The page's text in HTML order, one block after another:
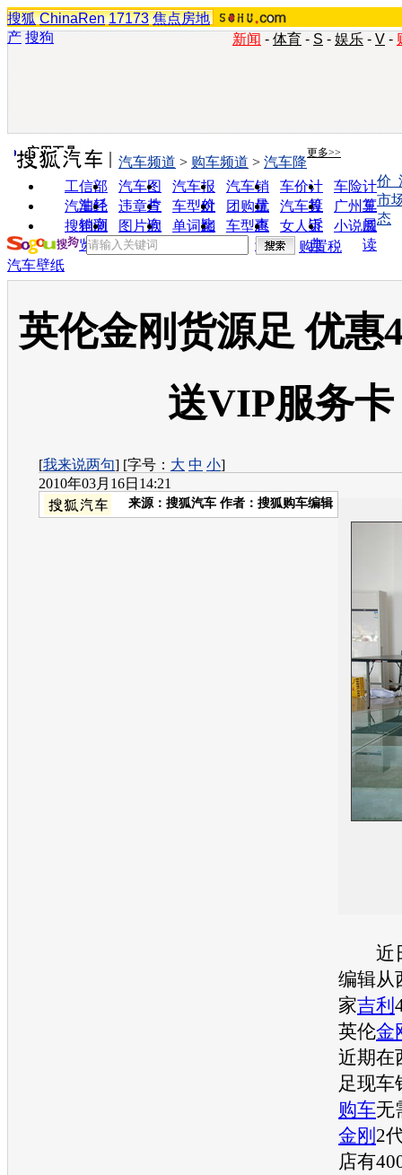
搜狐 ChinaRen 17173 焦点房地
产 搜狗 新闻 - 体育 - S - 娱乐 - V -
实用工具 更多>>
工信部
油耗
汽车图
片
汽车报
价
汽车销
量
车价计
算
车险计
算
汽车经
销商
违章查
询
车型对
比
团购优
惠
汽车投
诉
广州车
展
搜狗浏
览器
图片欣
赏
单词翻
车型查
询
女人宝
典
小说阅
读
汽车频道 > 购车频道 > 汽车降
价_
市
态
购置税
汽车壁纸
英伦金刚货源足 优惠
送VIP服务卡
[我来说两句] [字号： 大 中 小]
2010年03月16日14:21
来源： 搜狐汽车 作者：搜狐购车编辑
近
编辑从
家吉利
英伦金
近期在
足现车
购车无
金刚 2
店有